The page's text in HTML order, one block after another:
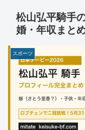
松山弘平騎手
婚・年収まと
スポーツ